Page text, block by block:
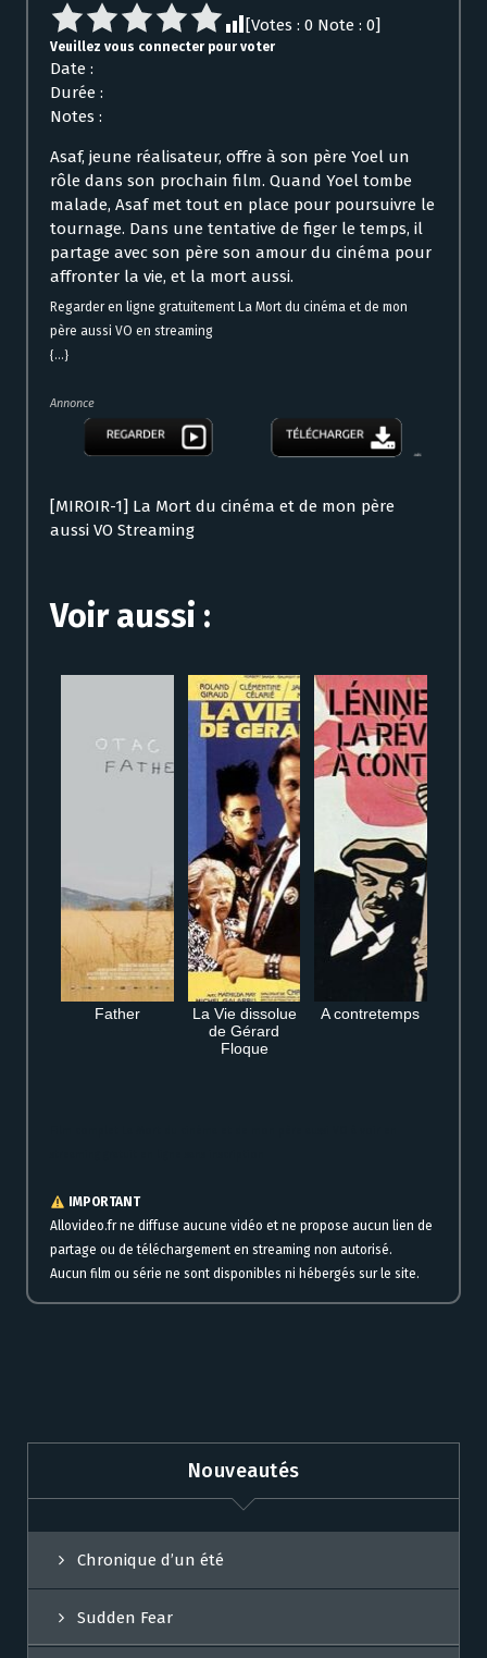
[Votes : 0 Note : 0]
Veuillez vous connecter pour voter
Date :
Durée :
Notes :
Asaf, jeune réalisateur, offre à son père Yoel un
rôle dans son prochain film. Quand Yoel tombe
malade, Asaf met tout en place pour poursuivre le
tournage. Dans une tentative de figer le temps, il
partage avec son père son amour du cinéma pour
affronter la vie, et la mort aussi.
Regarder en ligne gratuitement La Mort du cinéma et de mon
père aussi VO en streaming
{...}
Annonce
[MIROIR-1] La Mort du cinéma et de mon père
aussi VO Streaming
Voir aussi :
Father
La Vie dissolue
de Gérard
Floque
A contretemps
IMPORTANT
Allovideo.fr ne diffuse aucune vidéo et ne propose aucun lien de
partage ou de téléchargement en streaming non autorisé.
Aucun film ou série ne sont disponibles ni hébergés sur le site.
Nouveautés
Chronique d’un été
Sudden Fear